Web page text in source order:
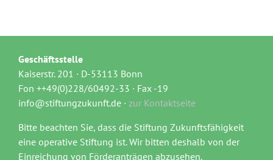
Geschäftsstelle
Kaiserstr. 201 · D-53113 Bonn
Fon ++49(0)228/60492-33 · Fax -19
info@stiftungzukunft.de · zur Kontaktseite
Bitte beachten Sie, dass die Stiftung Zukunftsfähigkeit
eine operative Stiftung ist. Wir bitten deshalb von der
Einreichung von Förderanträgen abzusehen.